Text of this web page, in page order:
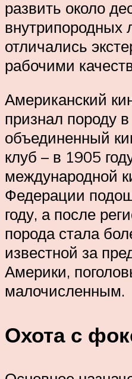
развить около
внутрипородных
отличались
рабочими
Американский
признал породу
объединенный
клуб – в 1905
международной
Федерации
году, а после
порода стала
известной за
Америки,
малочисленным.
Охота с